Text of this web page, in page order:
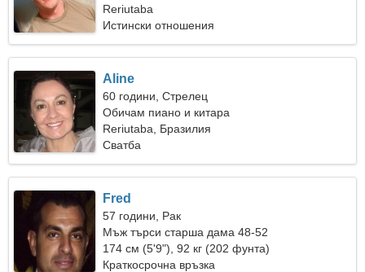
Reriutaba
Истински отношения
Aline
60 години, Стрелец
Обичам пиано и китара
Reriutaba, Бразилия
Сватба
Fred
57 години, Рак
Мъж търси старша дама 48-52
174 см (5'9"), 92 кг (202 фунта)
Краткосрочна връзка